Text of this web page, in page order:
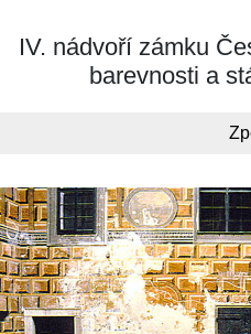
IV. nádvoří zámku
barevnosti a